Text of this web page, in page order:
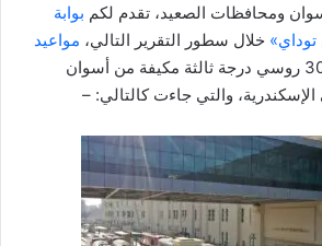
ومحافظات الصعيد، تقدم لكم بوابة
توداي» خلال سطور التقرير التالي، مواعيد
قطار 3007 روسي درجة ثالثة مكيفة من أسوان
والتي جاءت كالتالي: –